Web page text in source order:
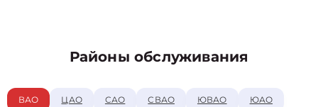
Районы обслуживания
ВАО ЦАО САО СВАО ЮВАО ЮАО